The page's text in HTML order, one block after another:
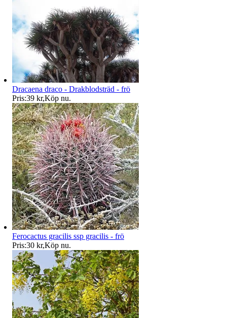
Dracaena draco - Drakblodsträd - frö
Pris:39 kr,Köp nu.
Ferocactus gracilis ssp gracilis - frö
Pris:30 kr,Köp nu.